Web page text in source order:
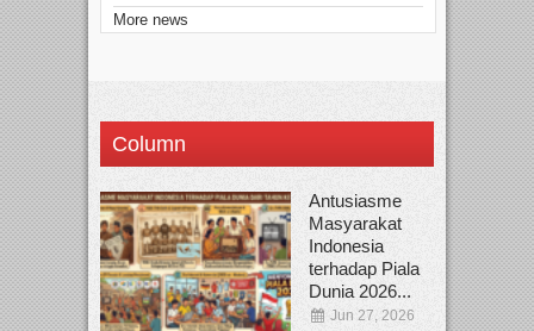
More news
Column
Antusiasme
Masyarakat
Indonesia
terhadap Piala
Dunia 2026...
Jun 27, 2026